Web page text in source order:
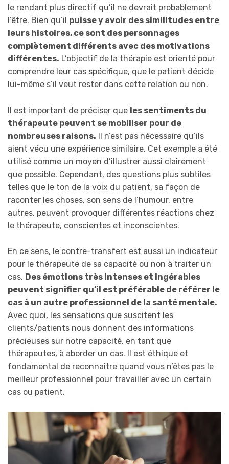
le rendant plus directif qu’il ne devrait probablement
l’être. Bien qu’il puisse y avoir des similitudes entre
leurs histoires, ce sont des personnages
complètement différents avec des motivations
différentes. L’objectif de la thérapie est orienté pour
comprendre leur cas spécifique, que le patient décide
lui-même s’il veut rester dans cette relation ou non.
Il est important de préciser que les sentiments du
thérapeute peuvent se mobiliser pour de
nombreuses raisons. Il n’est pas nécessaire qu’ils
aient vécu une expérience similaire. Cet exemple a été
utilisé comme un moyen d’illustrer aussi clairement
que possible. Cependant, des questions plus subtiles
telles que le ton de la voix du patient, sa façon de
raconter les choses, son sens de l’humour, entre
autres, peuvent provoquer différentes réactions chez
le thérapeute, conscientes et inconscientes.
En ce sens, le contre-transfert est aussi un indicateur
pour le thérapeute de sa capacité ou non à traiter un
cas. Des émotions très intenses et ingérables
peuvent signifier qu’il est préférable de référer le
cas à un autre professionnel de la santé mentale.
Avec quoi, les sensations que suscitent les
clients/patients nous donnent des informations
précieuses sur notre capacité, en tant que
thérapeutes, à aborder un cas. Il est éthique et
fondamental de reconnaître quand vous n’êtes pas le
meilleur professionnel pour travailler avec un certain
cas ou patient.